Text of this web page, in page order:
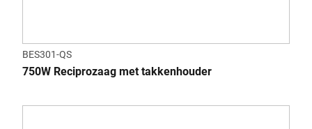
BES301-QS
750W Reciprozaag met takkenhouder